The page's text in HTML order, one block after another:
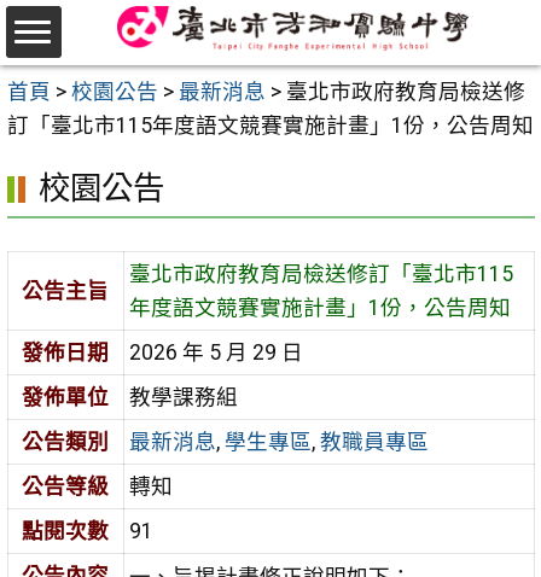
跳
至
主
要
區
首頁 > 校園公告 > 最新消息 > 臺北市政府教育局檢送修
訂「臺北市115年度語文競賽實施計畫」1份，公告周知
校園公告
公告主旨
臺北市政府教育局檢送修訂「臺北市115
年度語文競賽實施計畫」1份，公告周知
發佈日期
2026 年 5 月 29 日
發佈單位
教學課務組
公告類別
最新消息, 學生專區, 教職員專區
公告等級
轉知
點閱次數
91
選
單